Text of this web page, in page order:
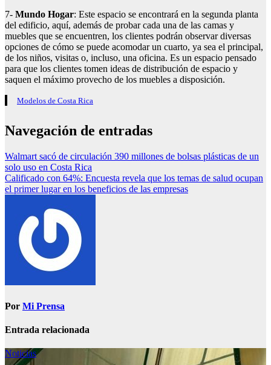
7- Mundo Hogar: Este espacio se encontrará en la segunda planta
del edificio, aquí, además de probar cada una de las camas y
muebles que se encuentren, los clientes podrán observar diversas
opciones de cómo se puede acomodar un cuarto, ya sea el principal,
de los niños, visitas o, incluso, una oficina. Es un espacio pensado
para que los clientes tomen ideas de distribución de espacio y
saquen el máximo provecho de los muebles a disposición.
Modelos de Costa Rica
Navegación de entradas
Walmart sacó de circulación 390 millones de bolsas plásticas de un
solo uso en Costa Rica
Calificado con 64%: Encuesta revela que los temas de salud ocupan
el primer lugar en los beneficios de las empresas
Por Mi Prensa
Entrada relacionada
Noticias